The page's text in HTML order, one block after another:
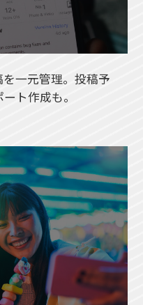
一元管理。投稿予
ト作成も。